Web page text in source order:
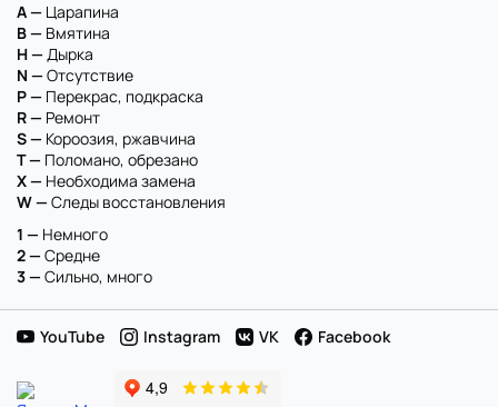
A — Царапина
B — Вмятина
H — Дырка
N — Отсутствие
P — Перекрас, подкраска
R — Ремонт
S — Короозия, ржавчина
T — Поломано, обрезано
X — Необходима замена
W — Следы восстановления
1 — Немного
2 — Средне
3 — Сильно, много
YouTube Instagram VK Facebook